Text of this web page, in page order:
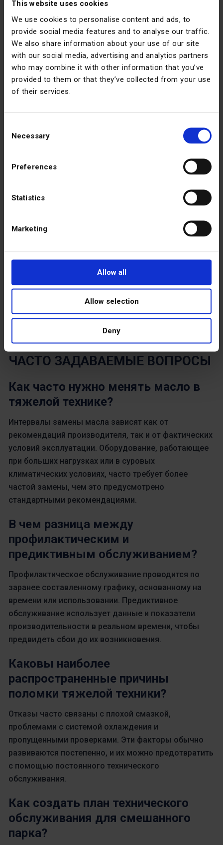
This website uses cookies
We use cookies to personalise content and ads, to
provide social media features and to analyse our traffic.
We also share information about your use of our site
with our social media, advertising and analytics partners
who may combine it with other information that you’ve
provided to them or that they’ve collected from your use
of their services.
Selection
Necessary
Preferences
Statistics
Marketing
Allow all
Allow selection
Deny
надежность
К техническому обслуживанию часто относятся как
к затратам, которые необходимо минимизировать,
однако его реальная ценность заключается в том,
что оно предотвращает. Простои, срыв сроков и
преждевременная замена активов – все это влечет
за собой гораздо более серьезные финансовые
Структурированный подход к техническому
обслуживанию гарантирует, что оборудование
останется там, где оно должно быть, – в поле,
приносящем прибыль. Сочетание четких графиков,
инструментов позволяет предприятиям
контролировать как производительность, так и
выявите пробелы в наглядности или
согласованности и подумайте, как более
дисциплинированный подход может сократить
незапланированные простои.
Решения по
основу для упрощения этого перехода и поддержки
долгосрочной операционной стабильности.
ЧАСТО ЗАДАВАЕМЫЕ ВОПРОСЫ
Как часто нужно менять масло в
тяжелой технике?
Интервалы замены масла зависят как от
рекомендаций производителя, так и от фактических
условий эксплуатации. Оборудование, работающее
при больших нагрузках или в суровых
климатических условиях, часто требует более
частой замены, чем это предусмотрено
стандартными рекомендациями.
В чем разница между
профилактическим и
предиктивным обслуживанием?
Профилактическое обслуживание проводится по
заранее составленному графику, основанному на
времени или использовании. Предиктивное
обслуживание использует данные и показатели
производительности в реальном времени, чтобы
предвидеть сбои до их возникновения.
Каковы наиболее
распространенные причины
поломки тяжелой техники?
Отказы часто связаны с плохой смазкой,
проблемами с системой охлаждения и
пропущенными проверками. Эти факторы обычно
развиваются постепенно, и их можно предотвратить
с помощью постоянного технического
обслуживания.
Как создать план технического
обслуживания для смешанного
парка?